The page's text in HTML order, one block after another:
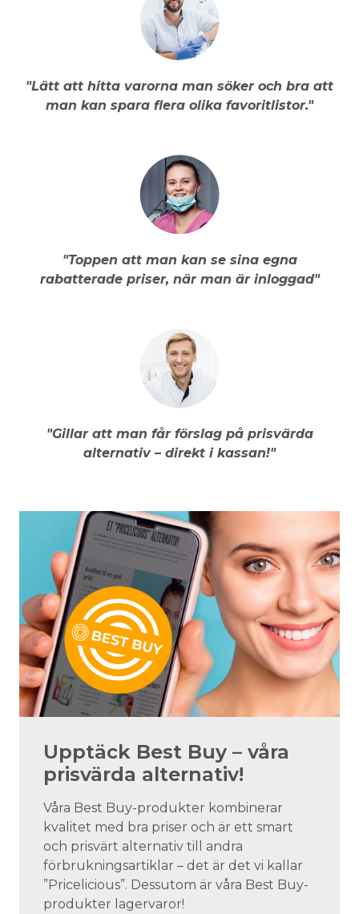
"Lätt att hitta varorna man söker och bra att
man kan spara flera olika favoritlistor."
"Toppen att man kan se sina egna
rabatterade priser, när man är inloggad"
"Gillar att man får förslag på prisvärda
alternativ – direkt i kassan!"
Upptäck Best Buy – våra
prisvärda alternativ!
Våra Best Buy-produkter kombinerar
kvalitet med bra priser och är ett smart
och prisvärt alternativ till andra
förbrukningsartiklar – det är det vi kallar
”Pricelicious”. Dessutom är våra Best Buy-
produkter lagervaror!